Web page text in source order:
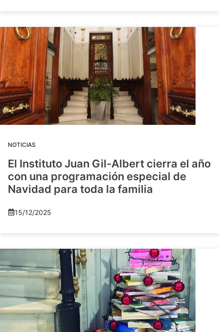
NOTICIAS
El Instituto Juan Gil-Albert cierra el año
con una programación especial de
Navidad para toda la familia
15/12/2025